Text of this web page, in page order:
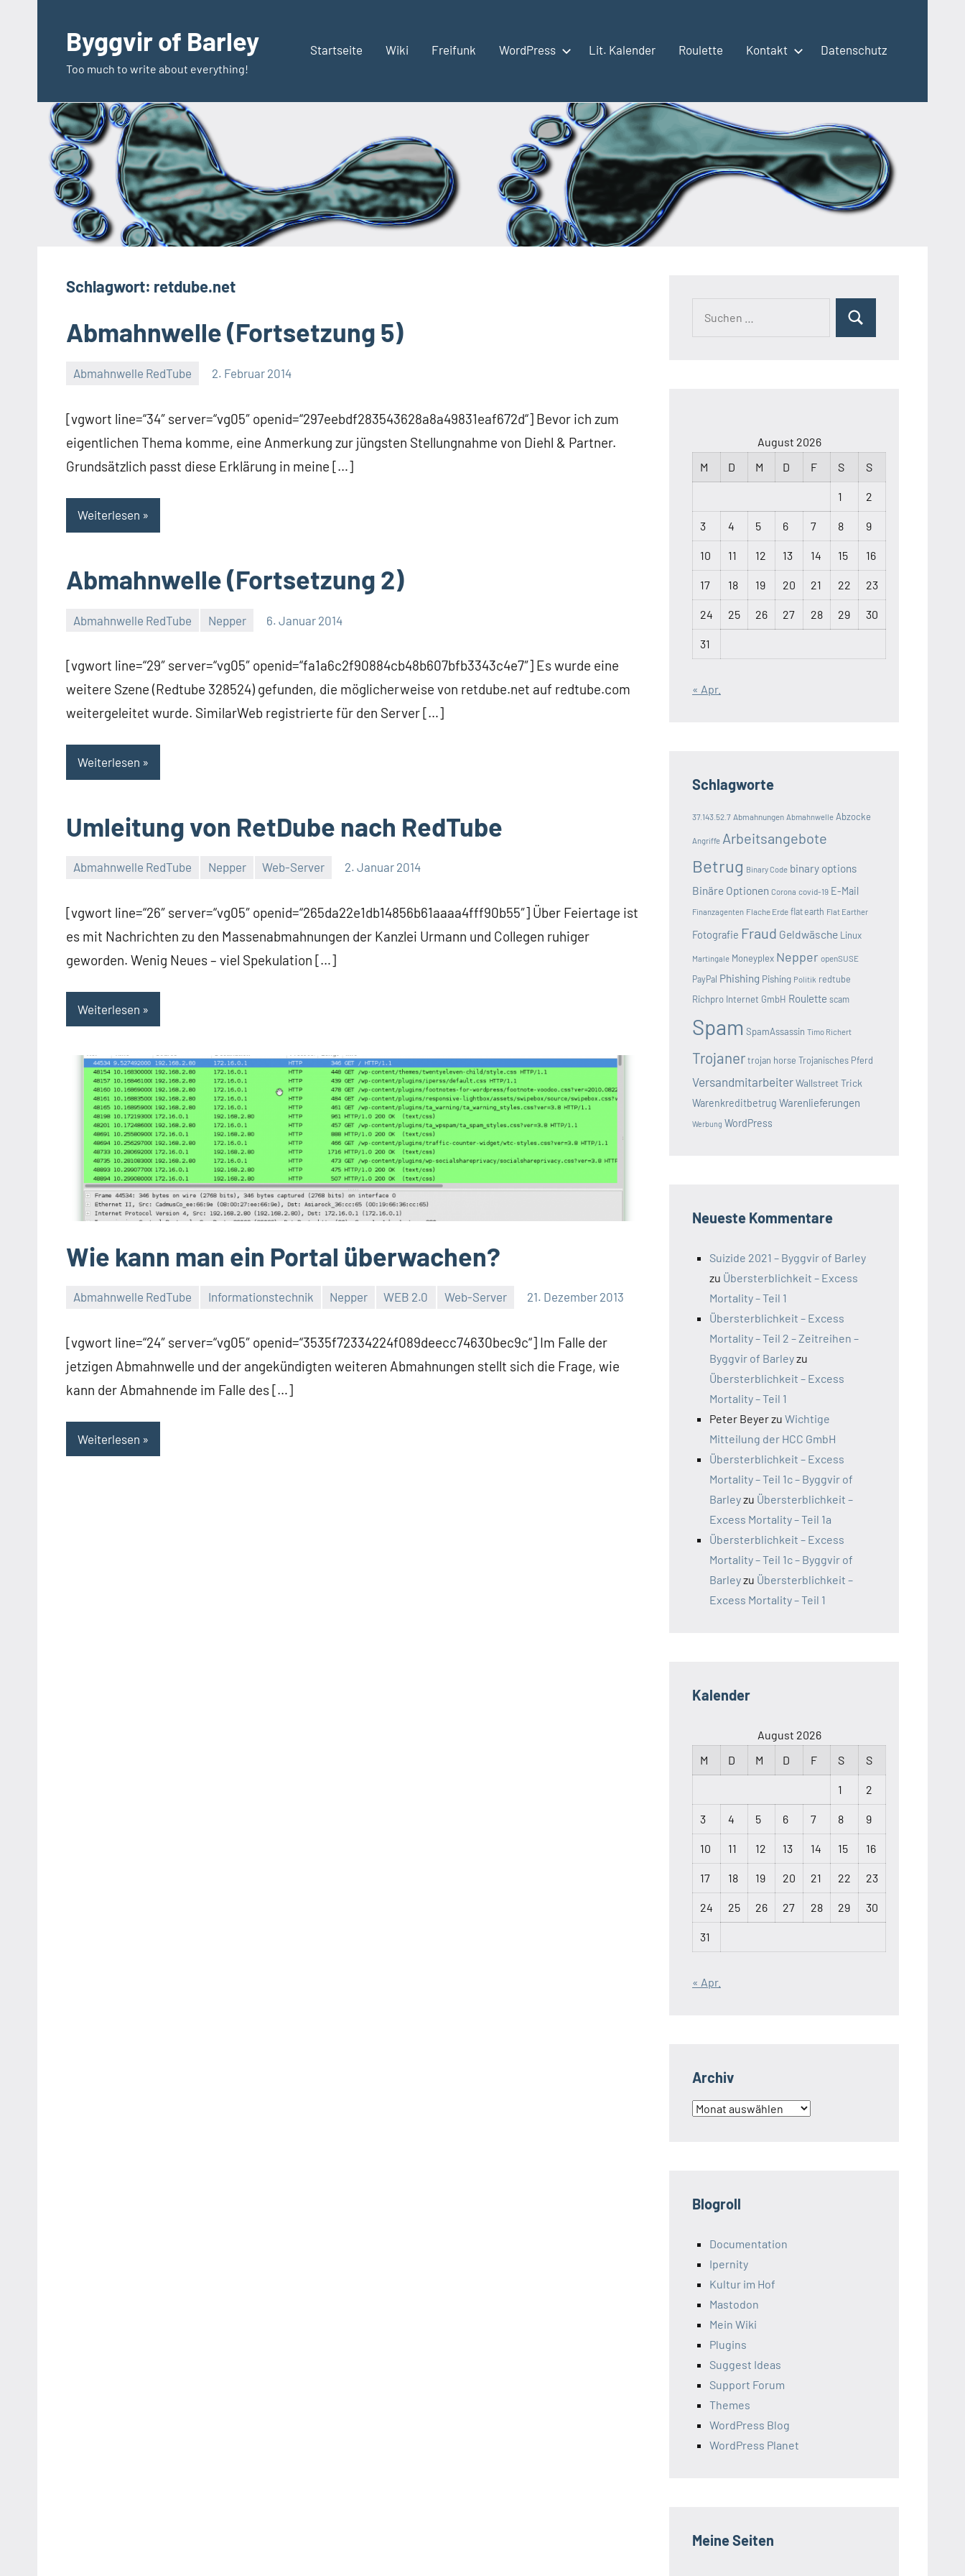
springenByggvir of Barley
Too much to write about everything!
Startseite Wiki Freifunk WordPress Lit. Kalender Roulette Kontakt Datenschutz
Schlagwort: retdube.net
Abmahnwelle (Fortsetzung 5)
Abmahnwelle RedTube 2. Februar 2014
[vgwort line=“34″ server=“vg05″ openid=“297eebdf283543628a8a49831eaf672d“] Bevor ich zum
eigentlichen Thema komme, eine Anmerkung zur jüngsten Stellungnahme von Diehl & Partner.
Grundsätzlich passt diese Erklärung in meine […]
Weiterlesen
Abmahnwelle (Fortsetzung 2)
Abmahnwelle RedTube Nepper 6. Januar 2014
[vgwort line=“29″ server=“vg05″ openid=“fa1a6c2f90884cb48b607bfb3343c4e7″] Es wurde eine
weitere Szene (Redtube 328524) gefunden, die möglicherweise von retdube.net auf redtube.com
weitergeleitet wurde. SimilarWeb registrierte für den Server […]
Weiterlesen
Umleitung von RetDube nach RedTube
Abmahnwelle RedTube Nepper Web-Server 2. Januar 2014
[vgwort line=“26″ server=“vg05″ openid=“265da22e1db14856b61aaaa4fff90b55″] Über Feiertage ist
es mit Nachrichten zu den Massenabmahnungen der Kanzlei Urmann und Collegen ruhiger
geworden. Wenig Neues – viel Spekulation […]
Weiterlesen
Wie kann man ein Portal überwachen?
Abmahnwelle RedTube Informationstechnik Nepper WEB 2.0 Web-Server 21. Dezember 2013
[vgwort line=“24″ server=“vg05″ openid=“3535f72334224f089deecc74630bec9c“] Im Falle der
jetzigen Abmahnwelle und der angekündigten weiteren Abmahnungen stellt sich die Frage, wie
kann der Abmahnende im Falle des […]
Weiterlesen
Suchen
August 2026
M
D M D F S S
1 2
3 4 5 6 7 8 9
10 11 12 13 14 15 16
17 18 19 20 21 22 23
24 25 26 27 28 29 30
31
« Apr.
Schlagworte
37.143.52.7 Abmahnungen Abmahnwelle Abzocke
Angriffe Arbeitsangebote
Betrug Binary Code binary options
Binäre Optionen Corona covid-19 E-Mail
Finanzagenten Flache Erde flat earth Flat Earther
Fotografie Fraud Geldwäsche Linux
Martingale Moneyplex Nepper openSUSE
PayPal Phishing Pishing Politik redtube
Richpro Internet GmbH Roulette scam
Spam SpamAssassin Timo Richert
Trojanertrojan horse Trojanisches Pferd
VersandmitarbeiterWallstreet Trick
Warenkreditbetrug Warenlieferungen
Werbung WordPress
Neueste Kommentare
Suizide 2021 – Byggvir of Barley
zu Übersterblichkeit – Excess
Mortality – Teil 1
Übersterblichkeit – Excess
Mortality – Teil 2 – Zeitreihen –
Byggvir of Barleyzu
Übersterblichkeit – Excess
Mortality – Teil 1
Peter Beyerzu Wichtige
Mitteilung der HCC GmbH
Übersterblichkeit – Excess
Mortality – Teil 1c – Byggvir of
Barleyzu Übersterblichkeit –
Excess Mortality – Teil 1a
Übersterblichkeit – Excess
Mortality – Teil 1c – Byggvir of
Barleyzu Übersterblichkeit –
Excess Mortality – Teil 1
Kalender
August 2026
M
D M D F S S
1 2
3 4 5 6 7 8 9
10 11 12 13 14 15 16
17 18 19 20 21 22 23
24 25 26 27 28 29 30
31
« Apr.
Archiv
Archiv
Blogroll
Documentation
Ipernity
Kultur im Hof
Mastodon
Mein Wiki
Plugins
Suggest Ideas
Support Forum
Themes
WordPress Blog
WordPress Planet
Meine Seiten